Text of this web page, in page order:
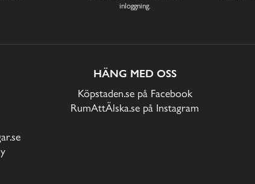
inloggning.
HÄNG MED OSS
Köpstaden.se på Facebook
RumAttÄlska.se på Instagram